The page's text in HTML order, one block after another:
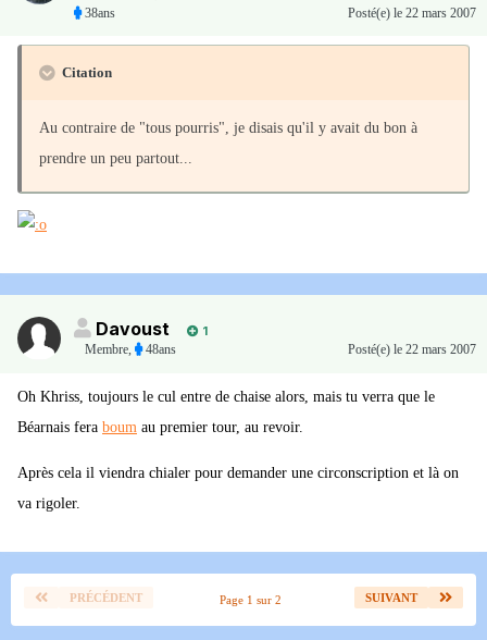
38ans
Posté(e) le 22 mars 2007
Citation
Au contraire de "tous pourris", je disais qu'il y avait du bon à
prendre un peu partout...
Davoust
1
Membre, 48ans Posté(e) le 22 mars 2007
Oh Khriss, toujours le cul entre de chaise alors, mais tu verra que le
Béarnais fera boum au premier tour, au revoir.
Après cela il viendra chialer pour demander une circonscription et là on
va rigoler.
PRÉCÉDENT SUIVANT
Page 1 sur 2